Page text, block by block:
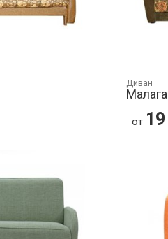
Диван
Малага
от